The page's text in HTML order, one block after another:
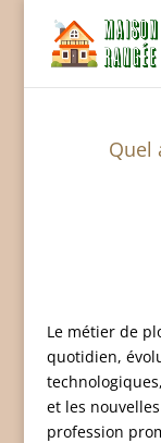
Quel
Le métier de
quotidien,
et les
profession